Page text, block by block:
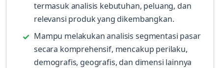
termasuk analisis kebutuhan, peluang, dan
relevansi produk yang dikembangkan.
Mampu melakukan analisis segmentasi pasar
secara komprehensif, mencakup perilaku,
demografis, geografis, dan dimensi lainnya